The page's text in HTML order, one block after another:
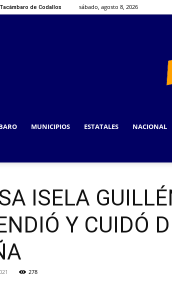
Tacámbaro de Codallos sábado, agosto 8, 2026
MUNICIPIOS ESTATALES NACIONAL
ISELA
Y CUIDÓ
278